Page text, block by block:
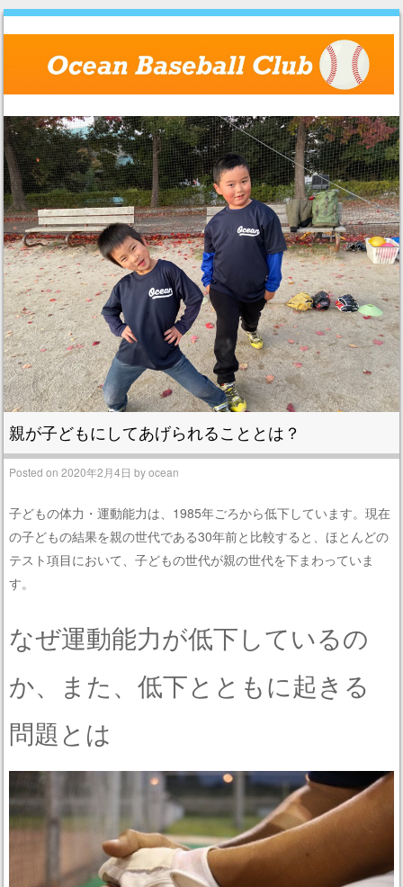
Menu
Skip to content
親が子どもにしてあげられることとは？
Posted on2020年2月4日 byocean
子どもの体力・運動能力は、1985年ごろから低下しています。現在
の子どもの結果を親の世代である30年前と比較すると、ほとんどの
テスト項目において、子どもの世代が親の世代を下まわっていま
す。
なぜ運動能力が低下しているの
か、また、低下とともに起きる
問題とは